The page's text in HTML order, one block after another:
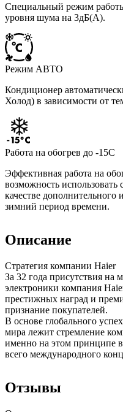
Специальный режим
уровня шума на 3дБ(А).
Режим АВТО
Кондиционер
Холод) в зависимости от
Работа на обогрев до -15С
Эффективная работа на
возможность
качестве дополнительного
зимний период времени.
Описание
Стратегия компании Haier
За 32 года присутствия
электроники компания
престижных наград и
признание покупателей.
В основе глобального
мира лежит стремление
именно на этом принципе
всего международного
Отзывы